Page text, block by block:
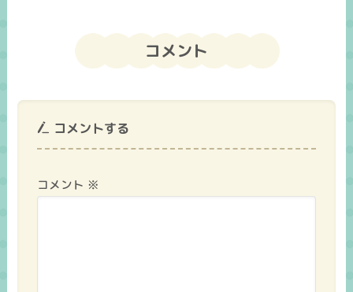
コメント
コメントする
コメント ※